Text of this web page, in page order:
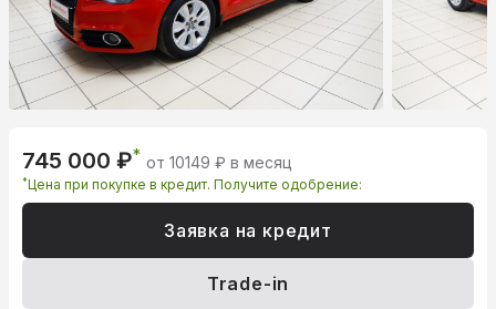
745 000 ₽* от 10149 ₽ в месяц
*Цена при покупке в кредит. Получите одобрение:
Заявка на кредит
Trade-in